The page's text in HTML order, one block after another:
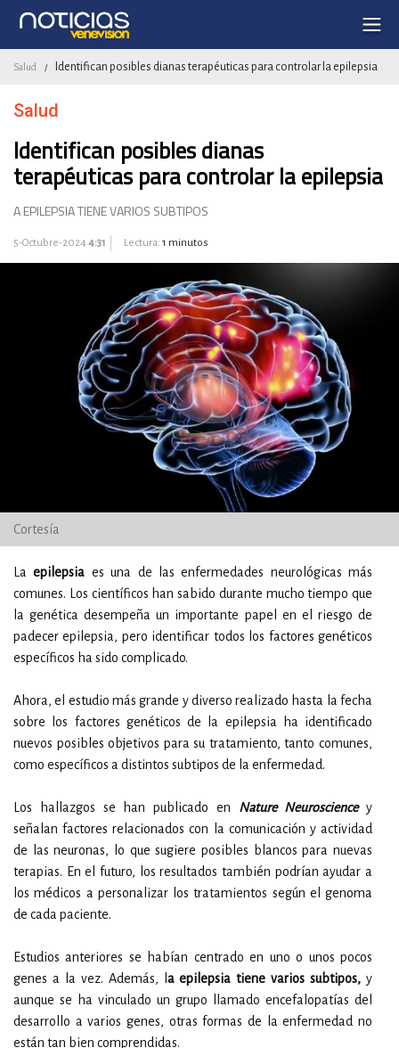
Salud / Identifican posibles dianas terapéuticas para controlar la epilepsia
Salud
Identifican posibles dianas
terapéuticas para controlar la epilepsia
A EPILEPSIA TIENE VARIOS SUBTIPOS
5-Octubre-2024 4:31 Lectura: 1 minutos
Cortesía
Laepilepsia es una de las enfermedades neurológicas más
comunes. Los científicos han sabido durante mucho tiempo que
la genética desempeña un importante papel en el riesgo de
padecer epilepsia, pero identificar todos los factores genéticos
específicos ha sido complicado.
Ahora, el estudio más grande y diverso realizado hasta la fecha
sobre los factores genéticos de la epilepsia ha identificado
nuevos posibles objetivos para su tratamiento, tanto comunes,
como específicos a distintos subtipos de la enfermedad.
Los hallazgos se han publicado en Nature Neurosciencey
señalan factores relacionados con la comunicación y actividad
de las neuronas, lo que sugiere posibles blancos para nuevas
terapias. En el futuro, los resultados también podrían ayudar a
los médicos a personalizar los tratamientos según el genoma
de cada paciente.
Estudios anteriores se habían centrado en uno o unos pocos
genes a la vez. Además, l a epilepsia tiene varios subtipos, y
aunque se ha vinculado un grupo llamado encefalopatías del
desarrollo a varios genes, otras formas de la enfermedad no
están tan bien comprendidas.